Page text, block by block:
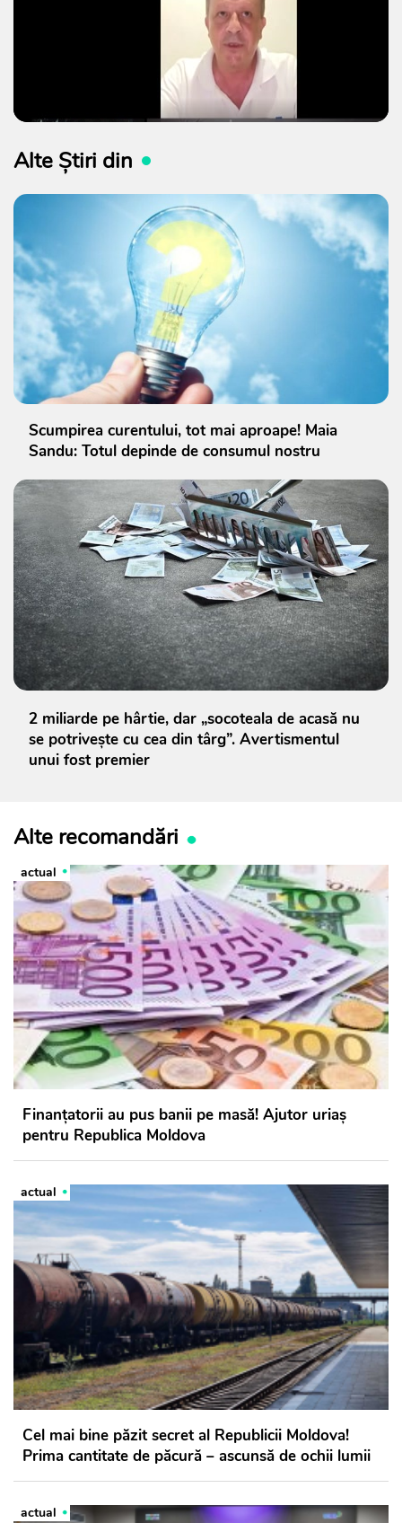
Alte Știri din
Scumpirea curentului, tot mai aproape! Maia
Sandu: Totul depinde de consumul nostru
2 miliarde pe hârtie, dar „socoteala de acasă nu
se potrivește cu cea din târg”. Avertismentul
unui fost premier
Alte recomandări
actual
Finanțatorii au pus banii pe masă! Ajutor uriaș
pentru Republica Moldova
actual
Cel mai bine păzit secret al Republicii Moldova!
Prima cantitate de păcură – ascunsă de ochii lumii
actual